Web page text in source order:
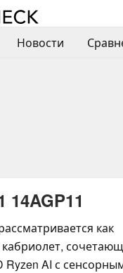
Новости
14AGP11
как
AI с